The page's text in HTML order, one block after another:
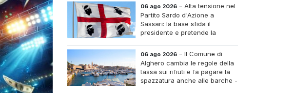
06 ago 2026 - Alta tensione nel
Partito Sardo d'Azione a
Sassari: la base sfida il
presidente e pretende la
straordinario
06 ago 2026 - Il Comune di
Alghero cambia le regole della
tassa sui rifiuti e fa pagare la
spazzatura anche alle barche -